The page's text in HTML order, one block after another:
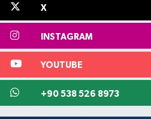
X
INSTAGRAM
YOUTUBE
+90 538 526 8973